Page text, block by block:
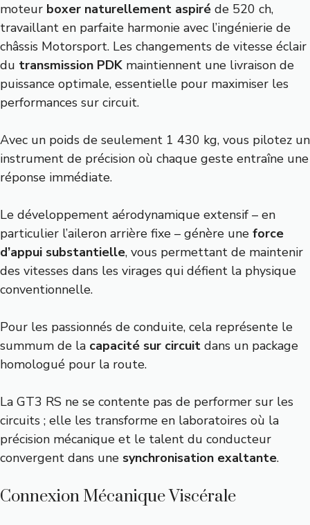
moteur boxer naturellement aspiré de 520 ch,
travaillant en parfaite harmonie avec l’ingénierie de
châssis Motorsport. Les changements de vitesse éclair
du transmission PDK maintiennent une livraison de
puissance optimale, essentielle pour maximiser les
performances sur circuit.
Avec un poids de seulement 1 430 kg, vous pilotez un
instrument de précision où chaque geste entraîne une
réponse immédiate.
Le développement aérodynamique extensif – en
particulier l’aileron arrière fixe – génère une force
d’appui substantielle, vous permettant de maintenir
des vitesses dans les virages qui défient la physique
conventionnelle.
Pour les passionnés de conduite, cela représente le
summum de la capacité sur circuit dans un package
homologué pour la route.
La GT3 RS ne se contente pas de performer sur les
circuits ; elle les transforme en laboratoires où la
précision mécanique et le talent du conducteur
convergent dans une synchronisation exaltante.
Connexion Mécanique Viscérale